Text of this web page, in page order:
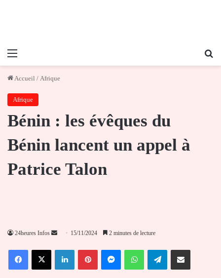
Menu
Accueil / Afrique
Afrique
Bénin : les évêques du
Bénin lancent un appel à
Patrice Talon
24heures Infos
Envoyer
courriel
15/11/2024 2 minutes de lecture
FacebookX LinkedinPinterestMessengerWhatsAppTelegramPartager par email